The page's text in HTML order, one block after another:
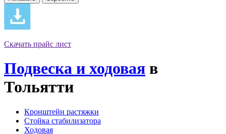
Скачать прайс лист
Подвеска и ходовая в
Тольятти
Кронштейн растяжки
Стойка стабилизатора
Ходовая